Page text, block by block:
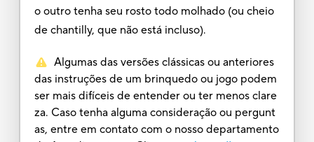
o outro tenha seu rosto todo molhado (ou cheio
de chantilly, que não está incluso).
Algumas das versões clássicas ou anteriores
das instruções de um brinquedo ou jogo podem
ser mais difíceis de entender ou ter menos clare
za. Caso tenha alguma consideração ou pergunt
as, entre em contato com o nosso departamento